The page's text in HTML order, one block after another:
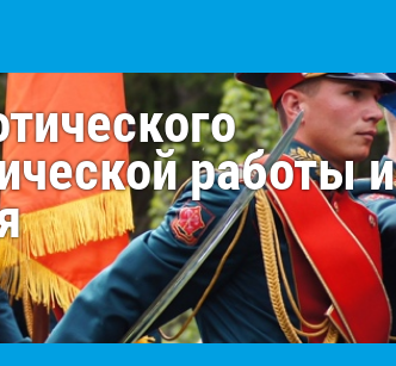
работы и